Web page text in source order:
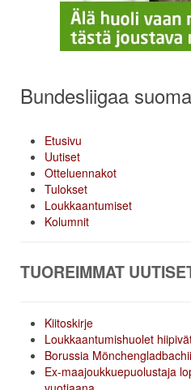
Bundesliigaa
Etusivu
Uutiset
Otteluennakot
Tulokset
Loukkaantumiset
Kolumnit
TUOREIMMAT
Kiitoskirje
Loukkaantumishuolet
Borussia
Ex-maajoukkuepuolustaja